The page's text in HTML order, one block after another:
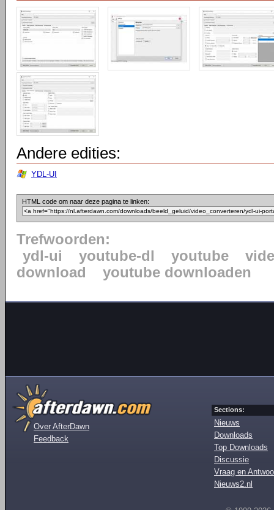
Andere edities:
YDL-UI
HTML code om naar deze pagina te linken:
Trefwoorden:
ydl-ui
youtube-dl youtube
download
youtube downloaden
Over AfterDawn
Feedback
Sections:
Nieuws
Downloads
Top Downloads
Discussie
Vraag en
Nieuws2.nl